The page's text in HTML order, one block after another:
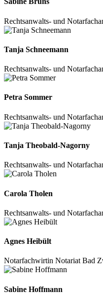
Rechtsanwalts- und
Tanja Schneemann
Rechtsanwalts- und
Petra Sommer
Rechtsanwalts- und
Tanja Theobald-Nagorny
Rechtsanwalts- und
Carola Tholen
Rechtsanwalts- und
Agnes Heibült
Notarfachwirtin Notariat Bad
Sabine Hoffmann